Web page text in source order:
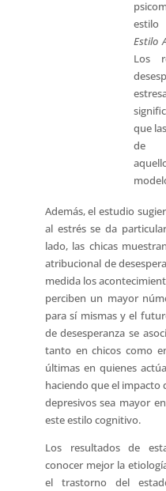
estilo
Estilo
Los
que
de
Además, el estudio
al estrés se da
lado, las chicas
atribucional de
medida los
perciben un mayor
para sí mismas y el
de desesperanza se
tanto en chicos como
últimas en quienes
haciendo que el impacto
depresivos sea mayor
este estilo cognitivo.
Los resultados de
conocer mejor la
el trastorno del